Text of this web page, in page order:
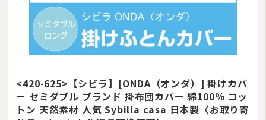
<420-625>【シビラ】[ONDA（オンダ）] 掛けカバ
ー セミダブル ブランド 掛布団カバー 綿100％ コッ
トン 天然素材 人気 Sybilla casa 日本製〈お取り寄